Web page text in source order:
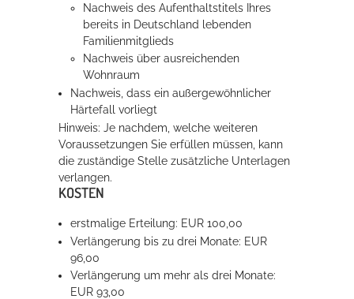
Nachweis des Aufenthaltstitels Ihres
bereits in Deutschland lebenden
Familienmitglieds
Nachweis über ausreichenden
Wohnraum
Nachweis, dass ein außergewöhnlicher
Härtefall vorliegt
Hinweis: Je nachdem, welche weiteren
Voraussetzungen Sie erfüllen müssen, kann
die zuständige Stelle zusätzliche Unterlagen
verlangen.
KOSTEN
erstmalige Erteilung: EUR 100,00
Verlängerung bis zu drei Monate: EUR
96,00
Verlängerung um mehr als drei Monate:
EUR 93,00